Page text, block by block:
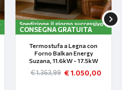
CONSEGNA GRATUITA
Termostufa a Legna con
Forno Balkan Energy
Suzana, 11.6kW - 17.5kW
€ 1.050,00
€ 1.363,99